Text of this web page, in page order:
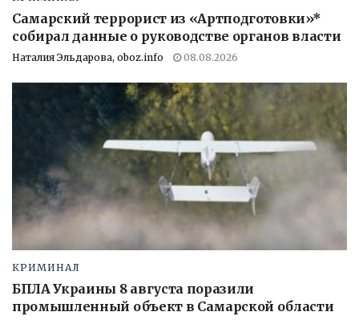
Самарский террорист из «Артподготовки»*
собирал данные о руководстве органов власти
Наталия Эльдарова, oboz.info 08.08.2026
КРИМИНАЛ
БПЛА Украины 8 августа поразили
промышленный объект в Самарской области